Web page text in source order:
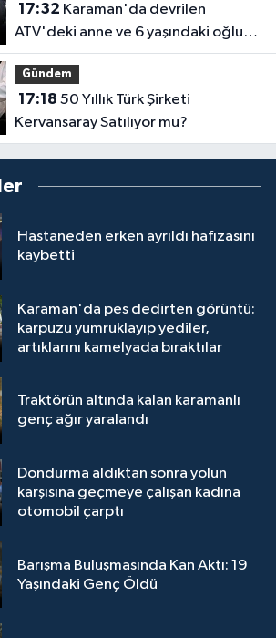
17:32
ATV'deki anne ve 6 yaşındaki oğlu
yaralandı
Gündem
17:18
Kervansaray Satılıyor mu?
Hastaneden erken ayrıldı hafızasını
kaybetti
Karaman'da pes dedirten görüntü:
karpuzu yumruklayıp yediler,
artıklarını kamelyada bıraktılar
Traktörün altında kalan karamanlı
genç ağır yaralandı
Dondurma aldıktan sonra yolun
karşısına geçmeye çalışan kadına
otomobil çarptı
Barışma Buluşmasında Kan Aktı: 19
Yaşındaki Genç Öldü